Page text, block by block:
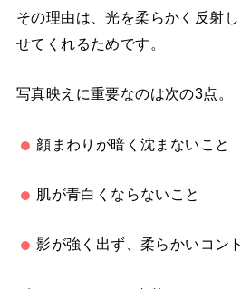
その理由は、光を柔らかく反射
せてくれるためです。
写真映えに重要なのは次の3点。
顔まわりが暗く沈まないこと
肌が青白くならないこと
影が強く出ず、柔らかいコン